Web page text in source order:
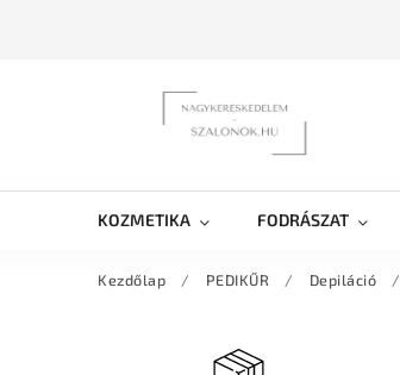
KOZMETIKA FODRÁSZAT
Kezdőlap / PEDIKŰR / Depiláció /